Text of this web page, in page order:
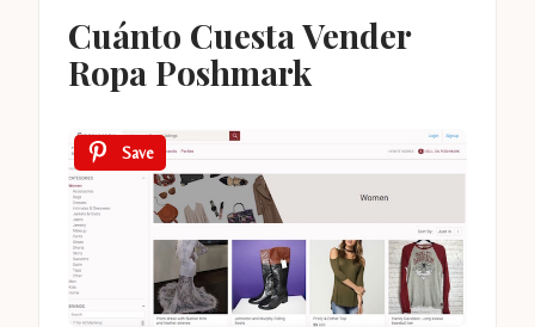
Cuánto Cuesta Vender
Ropa Poshmark
Save